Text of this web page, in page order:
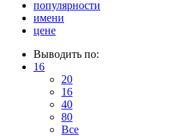
популярности
имени
цене
Выводить по:
16
20
16
40
80
Все